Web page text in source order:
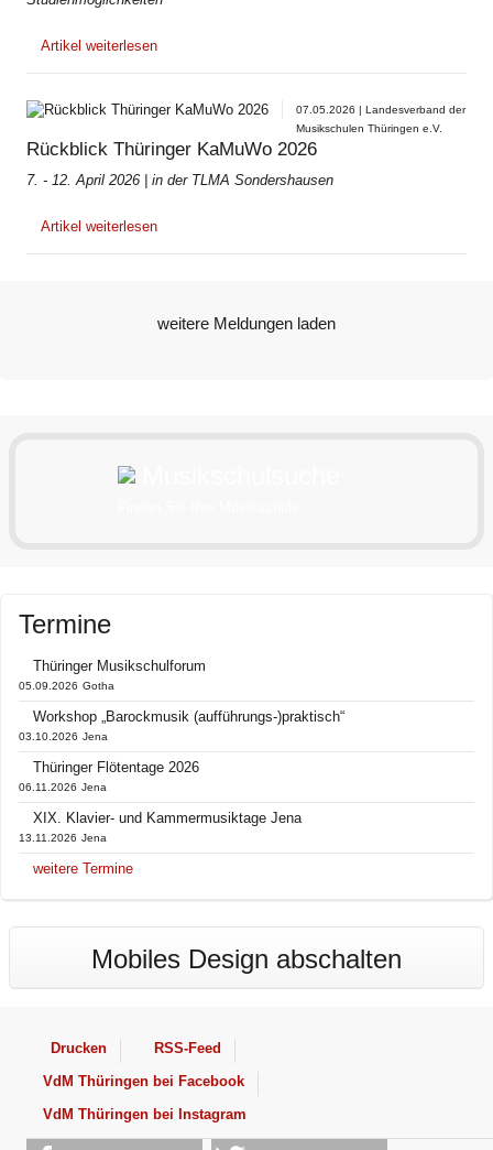
Artikel weiterlesen
07.05.2026 | Landesverband der
Musikschulen Thüringen e.V.
Rückblick Thüringer KaMuWo 2026
7. - 12. April 2026 | in der TLMA Sondershausen
Artikel weiterlesen
Termine
Thüringer Musikschulforum
05.09.2026 Gotha
Workshop „Barockmusik (aufführungs-)praktisch“
03.10.2026 Jena
Thüringer Flötentage 2026
06.11.2026 Jena
XIX. Klavier- und Kammermusiktage Jena
13.11.2026 Jena
weitere Termine
Mobiles Design abschalten
Drucken
RSS-Feed
VdM Thüringen bei Facebook
VdM Thüringen bei Instagram